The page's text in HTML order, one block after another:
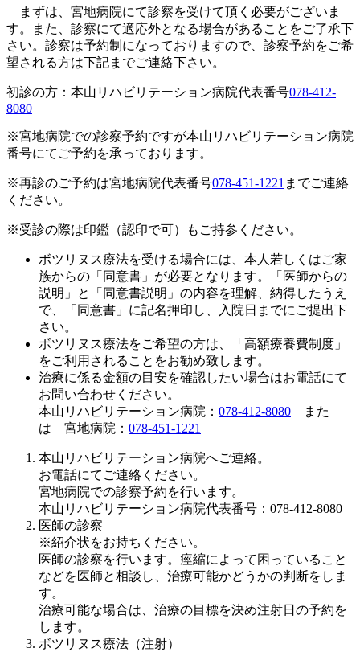
まずは、宮地病院にて診察を受けて頂く必要がございま
す。また、診察にて適応外となる場合があることをご了承下
さい。診察は予約制になっておりますので、診察予約をご希
望される方は下記までご連絡下さい。
初診の方：本山リハビリテーション病院代表番号078-412-
8080
※宮地病院での診察予約ですが本山リハビリテーション病院
番号にてご予約を承っております。
※再診のご予約は宮地病院代表番号078-451-1221 までご連絡
ください。
※受診の際は印鑑（認印で可）もご持参ください。
ボツリヌス療法を受ける場合には、本人若しくはご家
族からの「同意書」が必要となります。「医師からの
説明」と「同意書説明」の内容を理解、納得したうえ
で、「同意書」に記名押印し、入院日までにご提出下
さい。
ボツリヌス療法をご希望の方は、「高額療養費制度」
をご利用されることをお勧め致します。
治療に係る金額の目安を確認したい場合はお電話にて
お問い合わせください。
本山リハビリテーション病院： 078-412-8080 また
は 宮地病院： 078-451-1221
本山リハビリテーション病院へご連絡。
お電話にてご連絡ください。
宮地病院での診察予約を行います。
本山リハビリテーション病院代表番号：078-412-8080
医師の診察
※紹介状をお持ちください。
医師の診察を行います。痙縮によって困っていること
などを医師と相談し、治療可能かどうかの判断をしま
す。
治療可能な場合は、治療の目標を決め注射日の予約を
します。
ボツリヌス療法（注射）